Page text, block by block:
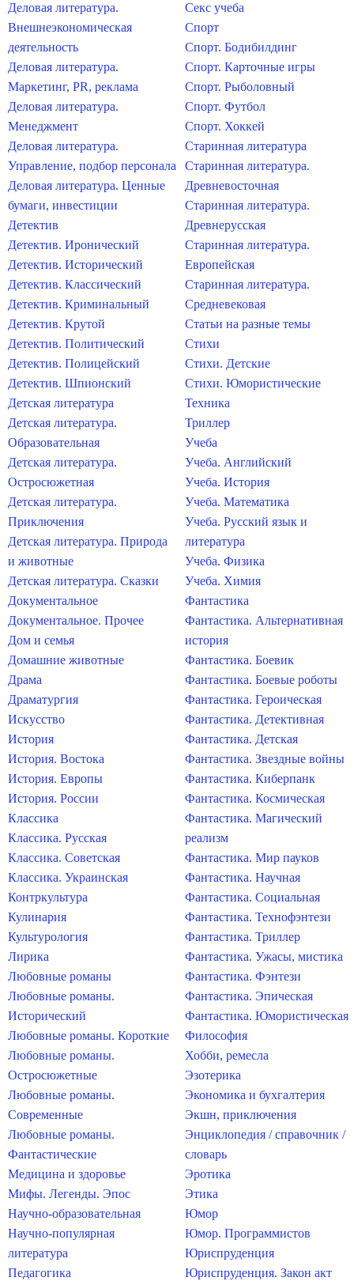
Деловая литература.
Внешнеэкономическая
деятельность
Деловая литература.
Маркетинг, PR, реклама
Деловая литература.
Менеджмент
Деловая литература.
Управление, подбор персонала
Деловая литература. Ценные
бумаги, инвестиции
Детектив
Детектив. Иронический
Детектив. Исторический
Детектив. Классический
Детектив. Криминальный
Детектив. Крутой
Детектив. Политический
Детектив. Полицейский
Детектив. Шпионский
Детская литература
Детская литература.
Образовательная
Детская литература.
Остросюжетная
Детская литература.
Приключения
Детская литература. Природа
и животные
Детская литература. Сказки
Документальное
Документальное. Прочее
Дом и семья
Домашние животные
Драма
Драматургия
Искусство
История
История. Востока
История. Европы
История. России
Классика
Классика. Русская
Классика. Советская
Классика. Украинская
Контркультура
Кулинария
Культурология
Лирика
Любовные романы
Любовные романы.
Исторический
Любовные романы. Короткие
Любовные романы.
Остросюжетные
Любовные романы.
Современные
Любовные романы.
Фантастические
Медицина и здоровье
Мифы. Легенды. Эпос
Научно-образовательная
Научно-популярная
литература
Педагогика
Секс учеба
Спорт
Спорт. Бодибилдинг
Спорт. Карточные игры
Спорт. Рыболовный
Спорт. Футбол
Спорт. Хоккей
Старинная литература
Старинная литература.
Древневосточная
Старинная литература.
Древнерусская
Старинная литература.
Европейская
Старинная литература.
Средневековая
Статьи на разные темы
Стихи
Стихи. Детские
Стихи. Юмористические
Техника
Триллер
Учеба
Учеба. Английский
Учеба. История
Учеба. Математика
Учеба. Русский язык и
литература
Учеба. Физика
Учеба. Химия
Фантастика
Фантастика. Альтернативная
история
Фантастика. Боевик
Фантастика. Боевые роботы
Фантастика. Героическая
Фантастика. Детективная
Фантастика. Детская
Фантастика. Звездные войны
Фантастика. Киберпанк
Фантастика. Космическая
Фантастика. Магический
реализм
Фантастика. Мир пауков
Фантастика. Научная
Фантастика. Социальная
Фантастика. Технофэнтези
Фантастика. Триллер
Фантастика. Ужасы, мистика
Фантастика. Фэнтези
Фантастика. Эпическая
Фантастика. Юмористическая
Философия
Хобби, ремесла
Эзотерика
Экономика и бухгалтерия
Экшн, приключения
Энциклопедия / справочник /
словарь
Эротика
Этика
Юмор
Юмор. Программистов
Юриспруденция
Юриспруденция. Закон акт